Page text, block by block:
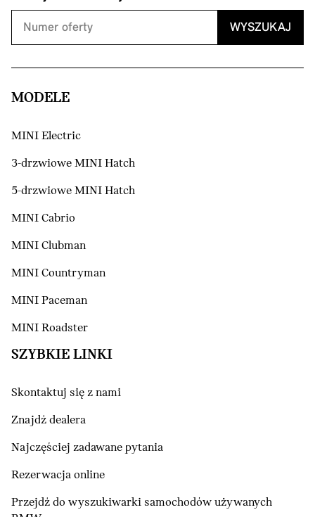
WYSZUKAJ
MODELE
MINI Electric
3-drzwiowe MINI Hatch
5-drzwiowe MINI Hatch
MINI Cabrio
MINI Clubman
MINI Countryman
MINI Paceman
MINI Roadster
SZYBKIE LINKI
Skontaktuj się z nami
Znajdź dealera
Najczęściej zadawane pytania
Rezerwacja online
Przejdź do wyszukiwarki samochodów używanych